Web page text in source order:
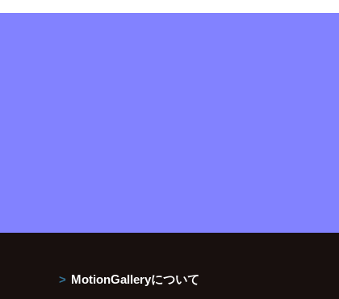
MotionGalleryについて